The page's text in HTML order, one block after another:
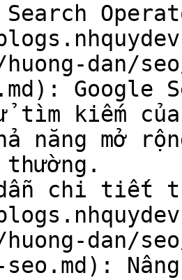
huong-dan/
Google
tìm kiếm
năng mở
chi tiết
huong-dan/